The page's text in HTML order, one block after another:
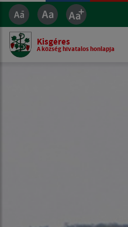
Kisgéres
A község hivatalos honlapja